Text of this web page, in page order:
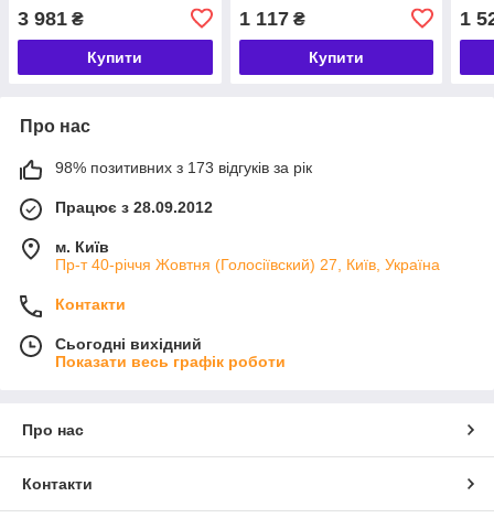
3 981 ₴
Купити
1 117₴
Купити
1
Про нас
98% позитивних з 173 відгуків за рік
Працює з 28.09.2012
м. Київ
Пр-т 40-річчя Жовтня (Голосіївский) 27, Київ, Україна
Контакти
Сьогодні вихідний
Показати весь графік роботи
Про нас
Контакти